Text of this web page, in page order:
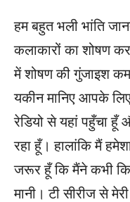
हम बहुत भली भांति
कलाकारों का शोषण
में शोषण की गुंजाइश
यकीन मानिए आपके
रेडियो से यहां पहुँचा हूँ
रहा हूँ। हालांकि मैं
जरूर हूँ कि मैंने कभी
मानी। टी सीरीज से